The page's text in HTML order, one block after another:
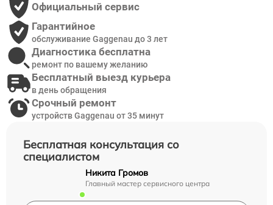
Бесплатная консультация со
специалистом
Никита Громов
Главный мастер сервисного центра
Официальный сервис
Гарантийное
обслуживание Gaggenau до 3 лет
Диагностика бесплатна
ремонт по вашему желанию
Бесплатный выезд курьера
в день обращения
Срочный ремонт
устройств Gaggenau от 35 минут